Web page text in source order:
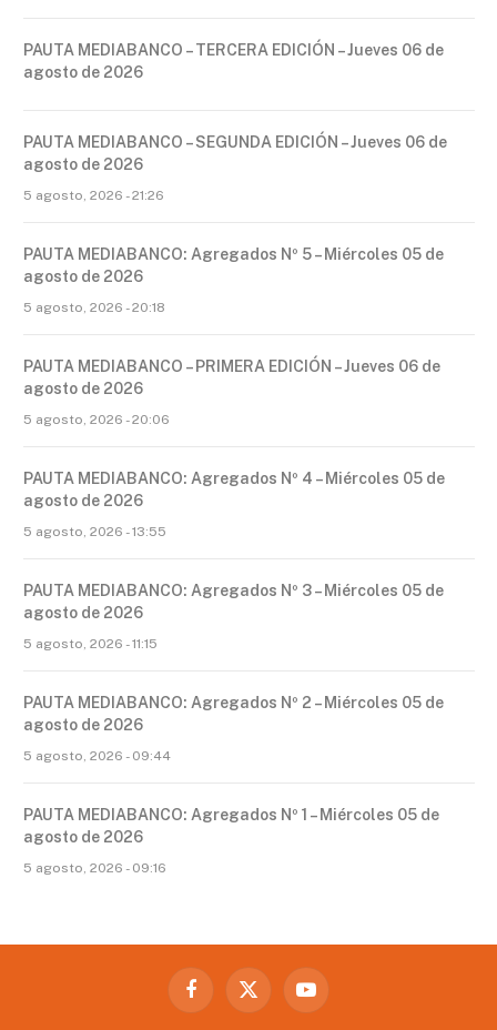
PAUTA MEDIABANCO – TERCERA EDICIÓN – Jueves 06 de
agosto de 2026
PAUTA MEDIABANCO – SEGUNDA EDICIÓN – Jueves 06 de
agosto de 2026
5 agosto, 2026 - 21:26
PAUTA MEDIABANCO: Agregados Nº 5 – Miércoles 05 de
agosto de 2026
5 agosto, 2026 - 20:18
PAUTA MEDIABANCO – PRIMERA EDICIÓN – Jueves 06 de
agosto de 2026
5 agosto, 2026 - 20:06
PAUTA MEDIABANCO: Agregados Nº 4 – Miércoles 05 de
agosto de 2026
5 agosto, 2026 - 13:55
PAUTA MEDIABANCO: Agregados Nº 3 – Miércoles 05 de
agosto de 2026
5 agosto, 2026 - 11:15
PAUTA MEDIABANCO: Agregados Nº 2 – Miércoles 05 de
agosto de 2026
5 agosto, 2026 - 09:44
PAUTA MEDIABANCO: Agregados Nº 1 – Miércoles 05 de
agosto de 2026
5 agosto, 2026 - 09:16
Facebook
X
YouTube